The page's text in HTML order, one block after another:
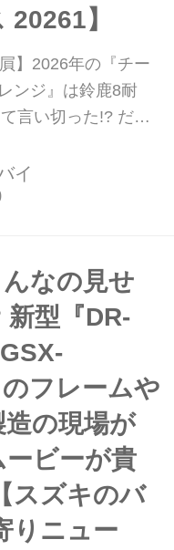
】
】2026年の『チー
ンジ』は鈴鹿8耐
言い切った!? だけ
スズキ贔屓のバイ
サステナブルアイテ
? 3年目は勝負どこ
ですが......
イ
んなの見せ
型『DR-
フレームや
の現場が
ビーが貴
スズキのバ
りニュー